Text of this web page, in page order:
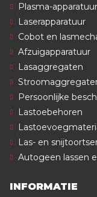
Plasma-apparatuur
Laserapparatuur
Cobot en
Afzuigapparatuur
Lasaggregaten
Persoonlijke
Lastoebehoren
Las- en
Autogeen lassen
INFORMATIE